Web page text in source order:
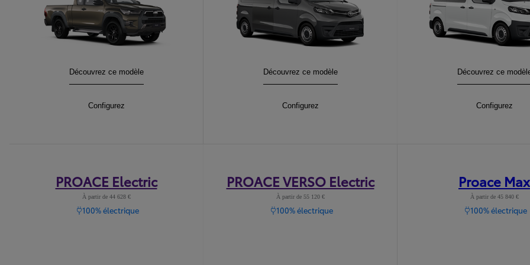
HILUX:
Découvrez ce modèle
HILUX:
Configurez
PROACE:
Découvrez ce modèle
PROACE:
Configurez
PROACE Verso:
Découvrez ce
PROACE Verso
Configurez
PROACE Electric
À partir de 44 628 €
100% électrique
PROACE VERSO Electric
À partir de 55 120 €
100% électrique
Proace Max
À partir de 45 840 €
100% électrique